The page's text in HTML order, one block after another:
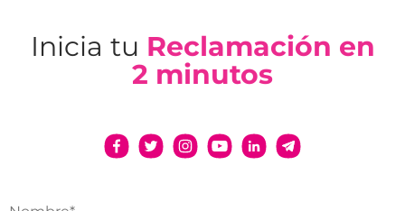
Inicia tu Reclamación en
2 minutos